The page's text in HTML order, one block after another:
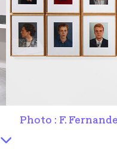
Photo : F.